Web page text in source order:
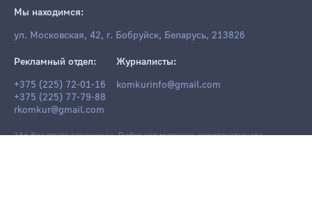
Мы находимся:
ул. Московская, 42, г. Бобруйск, Беларусь, 213826
Рекламный отдел:
+375 (225) 72-01-16
+375 (225) 77-79-88
rkomkur@gmail.com
Журналисты:
komkurinfo@gmail.com
18+ Все права защищены. Любое копирование, перепечатка или